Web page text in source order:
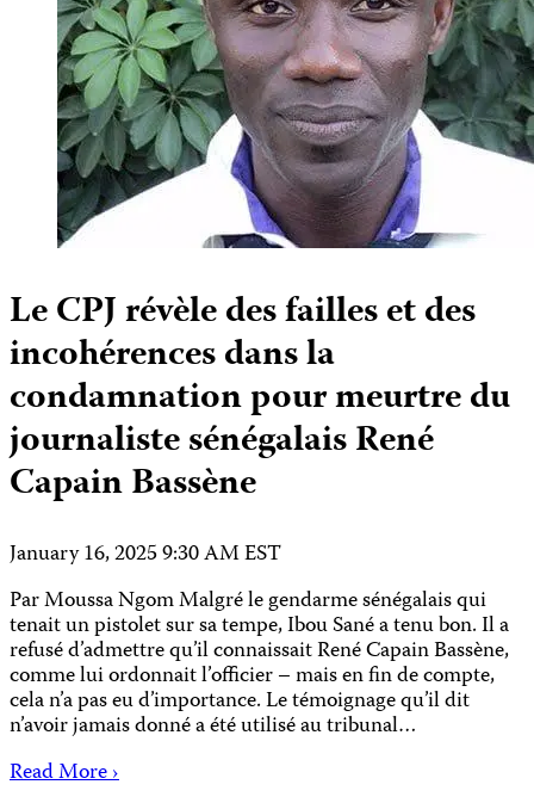
Le CPJ révèle des failles et des
incohérences dans la
condamnation pour meurtre du
journaliste sénégalais René
Capain Bassène
January 16, 2025 9:30 AM EST
Par Moussa Ngom Malgré le gendarme sénégalais qui
tenait un pistolet sur sa tempe, Ibou Sané a tenu bon. Il a
refusé d’admettre qu’il connaissait René Capain Bassène,
comme lui ordonnait l’officier – mais en fin de compte,
cela n’a pas eu d’importance. Le témoignage qu’il dit
n’avoir jamais donné a été utilisé au tribunal…
Read More ›